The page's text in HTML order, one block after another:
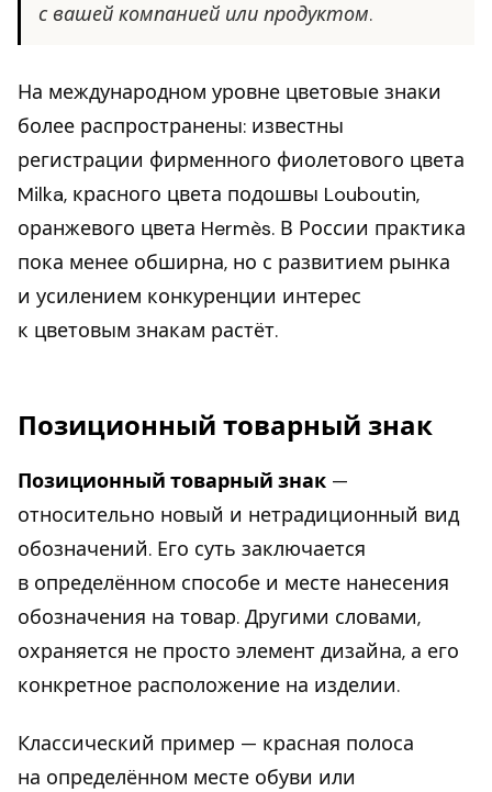
с вашей компанией или продуктом.
На международном уровне цветовые знаки
более распространены: известны
регистрации фирменного фиолетового цвета
Milka, красного цвета подошвы Louboutin,
оранжевого цвета Hermès. В России практика
пока менее обширна, но с развитием рынка
и усилением конкуренции интерес
к цветовым знакам растёт.
Позиционный товарный знак
Позиционный товарный знак —
относительно новый и нетрадиционный вид
обозначений. Его суть заключается
в определённом способе и месте нанесения
обозначения на товар. Другими словами,
охраняется не просто элемент дизайна, а его
конкретное расположение на изделии.
Классический пример — красная полоса
на определённом месте обуви или